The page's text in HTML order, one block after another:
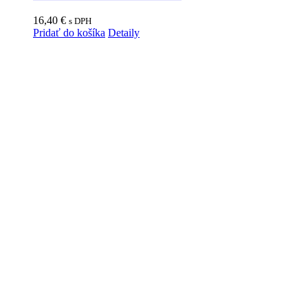
16,40 € s DPH
Pridať do košíka Detaily